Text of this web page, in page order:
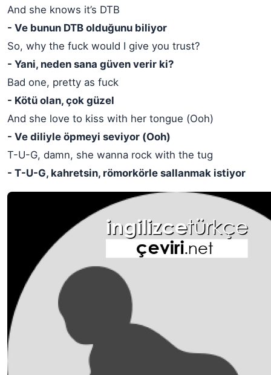
And she knows it’s DTB
- Ve bunun DTB olduğunu biliyor
So, why the fuck would I give you trust?
- Yani, neden sana güven verir ki?
Bad one, pretty as fuck
- Kötü olan, çok güzel
And she love to kiss with her tongue (Ooh)
- Ve diliyle öpmeyi seviyor (Ooh)
T-U-G, damn, she wanna rock with the tug
- T-U-G, kahretsin, römorkörle sallanmak istiyor